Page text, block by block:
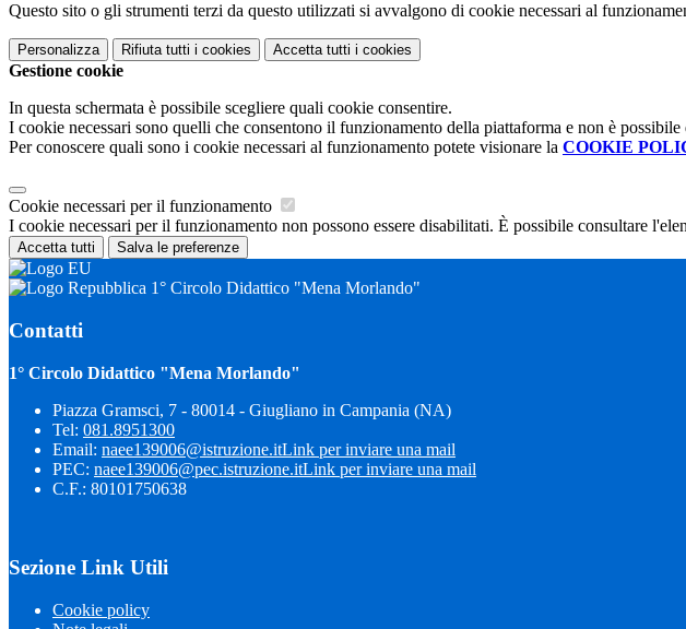
Questo sito o gli strumenti terzi da questo utilizzati si avvalgono di cookie necessari al
Personalizza Rifiuta tutti i cookies Accetta tutti i cookies
Gestione cookie
In questa schermata è possibile scegliere quali cookie consentire.
I cookie necessari sono quelli che consentono il funzionamento della piattaforma e non è
Per conoscere quali sono i cookie necessari al funzionamento potete visionare la COOKIE
Cookie necessari per il funzionamento
I cookie necessari per il funzionamento non possono essere disabilitati. È possibile consultare
Accetta tutti Salva le preferenze
1° Circolo Didattico "Mena Morlando"
Contatti
1° Circolo Didattico "Mena Morlando"
Piazza Gramsci, 7 - 80014 - Giugliano in Campania (NA)
Tel: 081.8951300
Email: naee139006@istruzione.itLink per inviare una mail
PEC: naee139006@pec.istruzione.itLink per inviare una mail
C.F.: 80101750638
Sezione Link Utili
Cookie policy